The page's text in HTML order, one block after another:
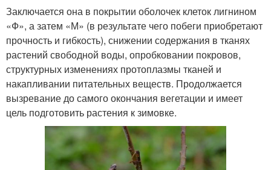
Заключается она в покрытии оболочек клеток лигнином
«Ф», а затем «М» (в результате чего побеги приобретают
прочность и гибкость), снижении содержания в тканях
растений свободной воды, опробковании покровов,
структурных изменениях протоплазмы тканей и
накапливании питательных веществ. Продолжается
вызревание до самого окончания вегетации и имеет
цель подготовить растения к зимовке.